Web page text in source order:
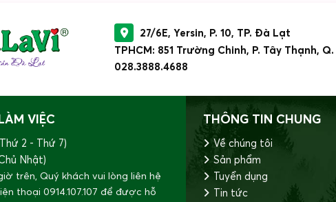
Cải cầu vồng với nhiều
27/6E, Yersin, P. 10, TP. Đà Lạt
TPHCM: 851 Trường Chinh, P. Tây Thạnh,
028.3888.4688
VIỆC
2 - Thứ 7)
Nhật)
trên, Quý khách vui lòng liên hệ
thoại 0914.107.107 để được hỗ
THÔNG TIN CHUNG
Về chúng tôi
Sản phẩm
Tuyển dụng
Tin tức